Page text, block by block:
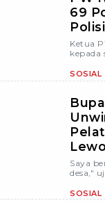
69
Ketua
kepada
SOSIAL
Saya
desa,"
SOSIAL